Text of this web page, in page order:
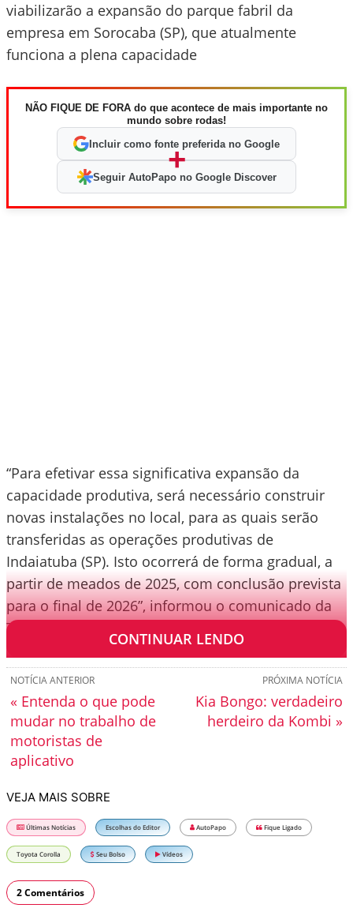
viabilizarão a expansão do parque fabril da
empresa em Sorocaba (SP), que atualmente
funciona a plena capacidade
NÃO FIQUE DE FORA do que acontece de mais importante no
mundo sobre rodas!
Incluir como fonte preferida no Google
+
Seguir AutoPapo no Google Discover
“Para efetivar essa significativa expansão da
capacidade produtiva, será necessário construir
novas instalações no local, para as quais serão
transferidas as operações produtivas de
Indaiatuba (SP). Isto ocorrerá de forma gradual, a
partir de meados de 2025, com conclusão prevista
para o final de 2026”, informou o comunicado da
Toyota.
CONTINUAR LENDO
PRÓXIMA NOTÍCIA
Kia Bongo: verdadeiro
herdeiro da Kombi »
NOTÍCIA ANTERIOR
« Entenda o que pode
mudar no trabalho de
motoristas de
aplicativo
VEJA MAIS SOBRE
Últimas Notícias Escolhas do Editor AutoPapo Fique Ligado
Toyota Corolla Seu Bolso Vídeos
2 Comentários